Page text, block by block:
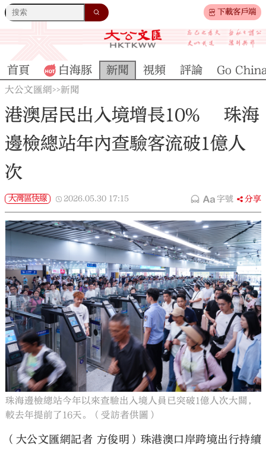
下載客戶端
大公文匯
首頁 白海豚 新聞 視頻 評論 Go
大公文匯網>>新聞
港澳居民出入境增長10% 珠海
邊檢總站年內查驗客流破1億人
次
大灣區快線 2026.05.30 17:15 字號 分享
珠海邊檢總站今年以來查驗出入境人員已突破1億人次大關，
較去年提前了16天。（受訪者供圖）
（大公文匯網記者 方俊明）珠港澳口岸跨境出行持續